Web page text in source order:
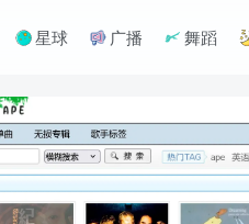
星球 广播 舞蹈